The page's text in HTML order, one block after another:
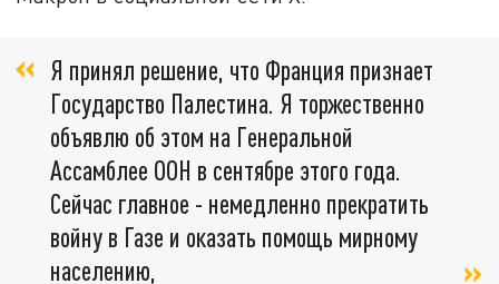
Я принял решение, что Франция признает
Государство Палестина. Я торжественно
объявлю об этом на Генеральной
Ассамблее ООН в сентябре этого года.
Сейчас главное - немедленно прекратить
войну в Газе и оказать помощь мирному
населению,